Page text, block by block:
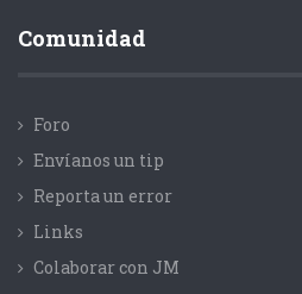
Comunidad
Foro
Envíanos un tip
Reporta un error
Links
Colaborar con JM